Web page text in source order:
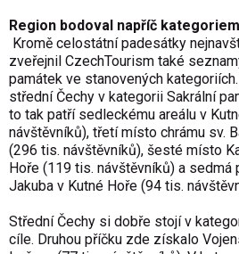
Region bodoval napříč
Kromě celostát­ní padesátky
zveřejnil CzechTou­rism také
památek ve stanovených
střední Čechy v kategorii Sakrální
to tak patří se­dleckému areá­lu v
návštěvníků), třetí místo chrámu sv.
(296 tis. návštěvníků), šes­té místo
Hoře (119 tis. návštěvníků) a
Jakuba v Kutné Hoře (94 tis.
Střední Čechy si dobře stojí v
cíle. Druhou příčku zde získalo